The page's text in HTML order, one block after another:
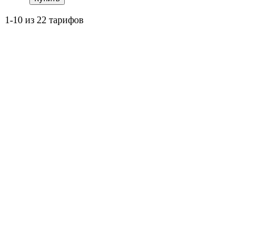
1-10 из 22 тарифов